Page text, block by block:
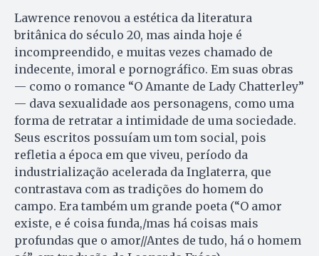
Lawrence renovou a estética da literatura
britânica do século 20, mas ainda hoje é
incompreendido, e muitas vezes chamado de
indecente, imoral e pornográfico. Em suas obras
— como o romance “O Amante de Lady Chatterley”
— dava sexualidade aos personagens, como uma
forma de retratar a intimidade de uma sociedade.
Seus escritos possuíam um tom social, pois
refletia a época em que viveu, período da
industrialização acelerada da Inglaterra, que
contrastava com as tradições do homem do
campo. Era também um grande poeta (“O amor
existe, e é coisa funda,/mas há coisas mais
profundas que o amor//Antes de tudo, há o homem